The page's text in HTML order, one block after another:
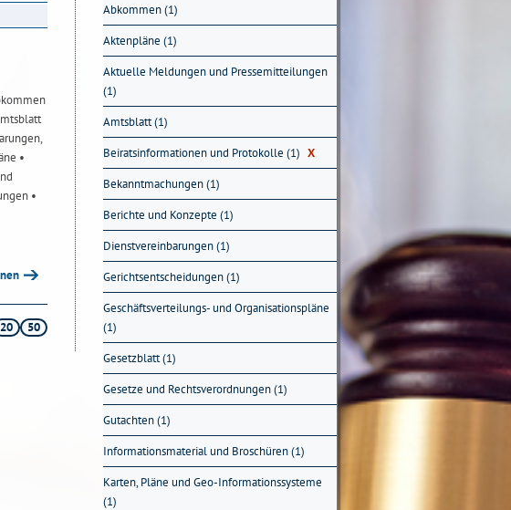
•
•
20 50
Abkommen (1)
Aktenpläne (1)
Aktuelle Meldungen und Pressemitteilungen
(1)
Amtsblatt (1)
Beiratsinformationen und Protokolle (1) X
Bekanntmachungen (1)
Berichte und Konzepte (1)
Dienstvereinbarungen (1)
Gerichtsentscheidungen (1)
Geschäftsverteilungs- und Organisationspläne
(1)
Gesetzblatt (1)
Gesetze und Rechtsverordnungen (1)
Gutachten (1)
Informationsmaterial und Broschüren (1)
Karten, Pläne und Geo-Informationssysteme
(1)